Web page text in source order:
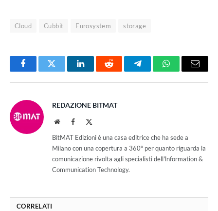
Cloud Cubbit Eurosystem storage
FacebookTwitter LinkedInReddit TelegramWhatsAppEmail
REDAZIONE BITMAT
WebsiteFacebook
BitMAT Edizioni è una casa editrice che ha sede a
Milano con una copertura a 360° per quanto riguarda la
comunicazione rivolta agli specialisti dell'lnformation &
Communication Technology.
CORRELATI